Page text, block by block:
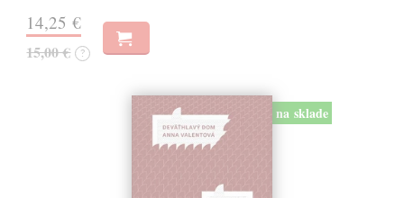
14,25 €
15,00 € ?
na sklade